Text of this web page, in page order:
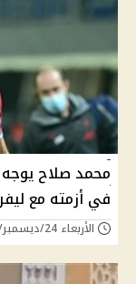
محمد صلاح
في أزمته مع
الأربعاء 24/ديسمبر/2025 - 12:42 ص